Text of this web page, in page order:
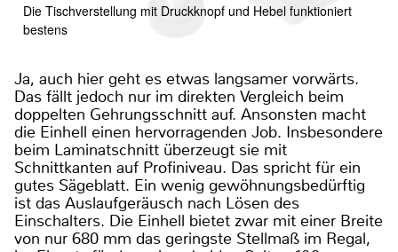
Die Tischverstellung mit Druckknopf und Hebel funktioniert
bestens
Ja, auch hier geht es etwas langsamer vorwärts.
Das fällt jedoch nur im direkten Vergleich beim
doppelten Gehrungsschnitt auf. Ansonsten macht
die Einhell einen hervorragenden Job. Insbesondere
beim Laminatschnitt überzeugt sie mit
Schnittkanten auf Profiniveau. Das spricht für ein
gutes Sägeblatt. Ein wenig gewöhnungsbedürftig
ist das Auslaufgeräusch nach Lösen des
Einschalters. Die Einhell bietet zwar mit einer Breite
von nur 680 mm das geringste Stellmaß im Regal,